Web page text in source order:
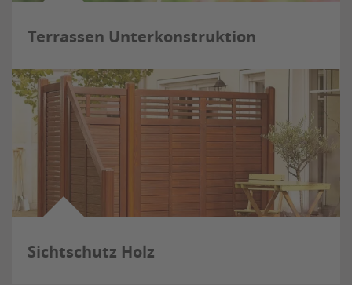
Terrassen Unterkonstruktion
Sichtschutz Holz